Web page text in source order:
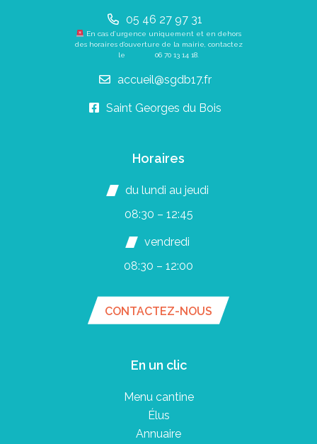
05 46 27 97 31
En cas d’urgence uniquement et en dehors
des horaires d’ouverture de la mairie, contactez
le 06 70 13 14 18
accueil@sgdb17.fr
Saint Georges du Bois
Horaires
du lundi au jeudi
08:30 – 12:45
vendredi
08:30 – 12:00
CONTACTEZ-NOUS
En un clic
Menu cantine
Élus
Annuaire